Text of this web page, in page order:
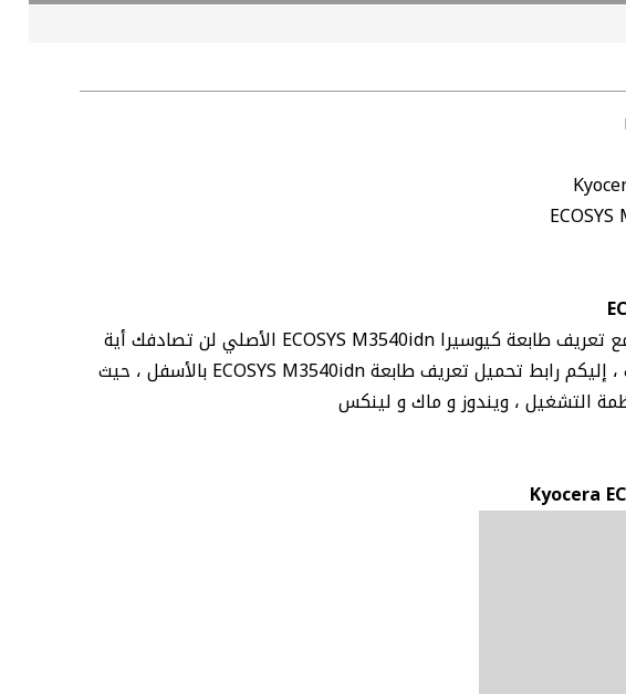
نقدم لكم تحميل تعريف آلة التصوير كيوسيرا ECOSYS M3540idn الأصلي ومن موقع شركة كيوسيرا الأم ، فمع تعريف طابعة كيوسيرا ECOSYS M3540idn الأصلي لن تصادفك أية
مشاكل بإذن الله، فقط قبل تحميل ECOSYS M3540idn اختار نظام التشغيل المناسب وقم بالتحميل و التثبيت ، إليكم رابط تحميل تعريف طابعة ECOSYS M3540idn بالأسفل ، حيث